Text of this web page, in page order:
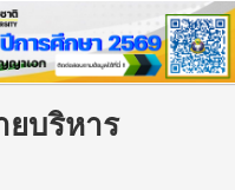
ยบริหาร